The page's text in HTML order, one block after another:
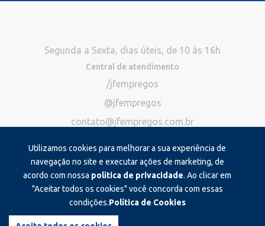
Utilizamos cookies para melhorar a sua experiência de
navegação no site e executar ações de marketing, de
acordo com nossa política de privacidade. Ao clicar em
"Aceitar todos os cookies" você concorda com essas
condições.Política de Cookies
Segunda a Sexta, dias úteis, de 10 às 16h
Central de atendimento
/jfempregos
@jfempregos
contato@jfempregos.com.br
Publicidade
*Exclusivo para atendimento via chat. Não atendemos ligações neste
canal
Produzido e administrado por: